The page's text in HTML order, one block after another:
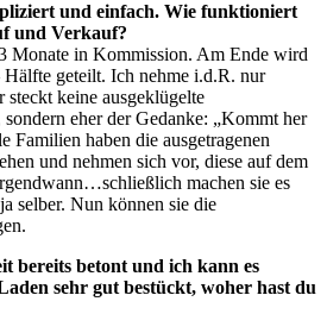
und einfach. Wie funktioniert
und Verkauf?
Monate in Kommission. Am Ende wird
geteilt. Ich nehme i.d.R. nur
steckt keine ausgeklügelte
eher der Gedanke: „Kommt her
Familien haben die ausgetragenen
und nehmen sich vor, diese auf dem
machen sie es
selber. Nun können sie die
bereits betont und ich kann es
sehr gut bestückt, woher hast du